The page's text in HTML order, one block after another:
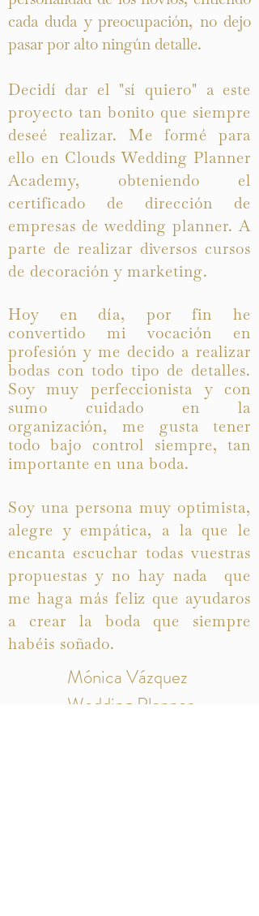
cada duda y preocupación, no dejo
pasar por alto ningún detalle.
Decidí dar el "sí quiero" a este
proyecto tan bonito que siempre
deseé realizar. Me formé para
ello en Clouds Wedding Planner
Academy, obteniendo el
certificado de dirección de
empresas de wedding planner. A
parte de realizar diversos cursos
de decoración y marketing.
Hoy en día, por fin he
convertido mi vocación en
profesión y me decido a realizar
bodas con todo tipo de detalles.
Soy muy perfeccionista y con
sumo cuidado en la
organización, me gusta tener
todo bajo control siempre, tan
importante en una boda.
Soy una persona muy optimista,
alegre y empática, a la que le
encanta escuchar todas vuestras
propuestas y no hay nada que
me haga más feliz que ayudaros
a crear la boda que siempre
habéis soñado.
Mónica Vázquez
Wedding Planner